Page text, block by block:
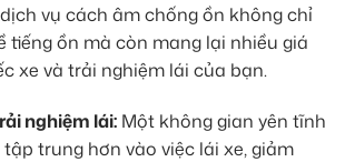
vụ cách âm chống ồn không chỉ
tiếng ồn mà còn mang lại nhiều giá
xe và trải nghiệm lái của bạn.
nghiệm lái: Một không gian yên tĩnh
trung hơn vào việc lái xe, giảm